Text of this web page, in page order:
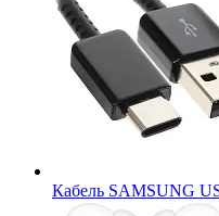
Кабель SAMSUNG